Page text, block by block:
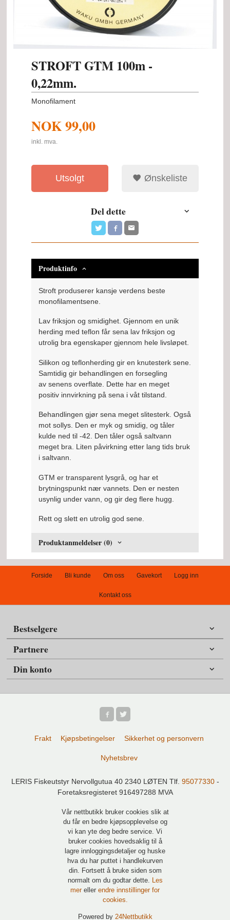
STROFT GTM 100m -
0,22mm.
Monofilament
NOK99,00
inkl. mva.
Utsolgt Ønskeliste
Del dette
Produktinfo
Stroft produserer kansje verdens beste
monofilamentsene.
Lav friksjon og smidighet. Gjennom en unik
herding med teflon får sena lav friksjon og
utrolig bra egenskaper gjennom hele livsløpet.
Silikon og teflonherding gir en knutesterk sene.
Samtidig gir behandlingen en forsegling
av senens overflate. Dette har en meget
positiv innvirkning på sena i våt tilstand.
Behandlingen gjør sena meget slitesterk. Også
mot sollys. Den er myk og smidig, og tåler
kulde ned til -42. Den tåler også saltvann
meget bra. Liten påvirkning etter lang tids bruk
i saltvann.
GTM er transparent lysgrå, og har et
brytningspunkt nær vannets. Den er nesten
usynlig under vann, og gir deg flere hugg.
Rett og slett en utrolig god sene.
Produktanmeldelser (0)
Forside Bli kunde Om oss Gavekort Logg inn
Kontakt oss
Bestselgere
Partnere
Din konto
Frakt Kjøpsbetingelser Sikkerhet og personvern
Nyhetsbrev
LERIS Fiskeutstyr Nervollgutua 40 2340 LØTEN Tlf. 95077330-
Foretaksregisteret 916497288 MVA
Vår nettbutikk bruker cookies slik at
du får en bedre kjøpsopplevelse og
vi kan yte deg bedre service. Vi
bruker cookies hovedsaklig til å
lagre innloggingsdetaljer og huske
hva du har puttet i handlekurven
din. Fortsett å bruke siden som
normalt om du godtar dette.
Les
mer eller endre innstillinger for
cookies.
Powered by 24Nettbutikk